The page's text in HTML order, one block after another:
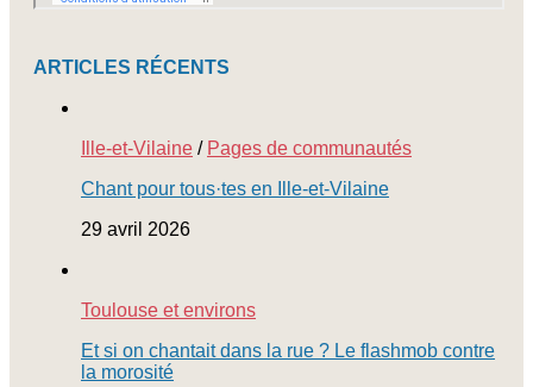
ARTICLES RÉCENTS
Ille-et-Vilaine / Pages de communautés
Chant pour tous·tes en Ille-et-Vilaine
29 avril 2026
Toulouse et environs
Et si on chantait dans la rue ? Le flashmob contre
la morosité